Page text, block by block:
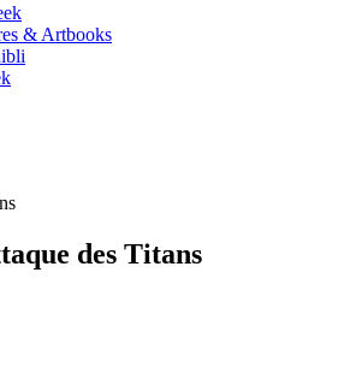
& Artbooks
des Titans